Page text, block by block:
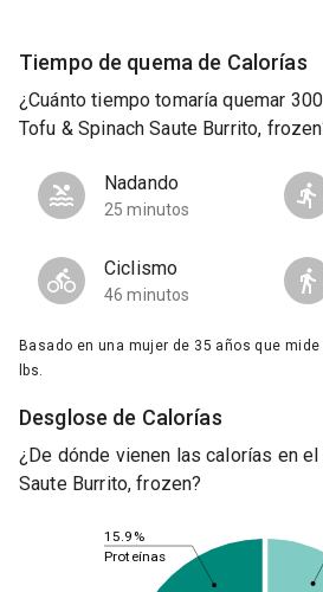
Tiempo de quema de Calorías
¿Cuánto tiempo tomaría quemar
Tofu & Spinach Saute Burrito,
Nadando
25 minutos
Ciclismo
46 minutos
Basado en una mujer de 35 años que
lbs.
Desglose de Calorías
¿De dónde vienen las calorías en el
Saute Burrito, frozen?
15.9%
Proteínas